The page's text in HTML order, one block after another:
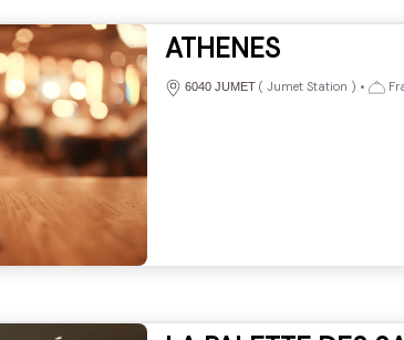
ATHENES
6040 JUMET ( Jumet Station ) •